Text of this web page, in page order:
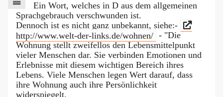
Ein Wort, welches in D aus dem allgemeinen
Sprachgebrauch verschwunden ist.
Dennoch ist es nicht ganz unbekannt, siehe:-
http://www.welt-der-links.de/wohnen/ - "Die
Wohnung stellt zweifellos den Lebensmittelpunkt
vieler Menschen dar. Sie verbinden Emotionen und
Erlebnisse mit diesem wichtigen Bereich ihres
Lebens. Viele Menschen legen Wert darauf, dass
ihre Wohnung auch ihre Persönlichkeit
widerspiegelt.